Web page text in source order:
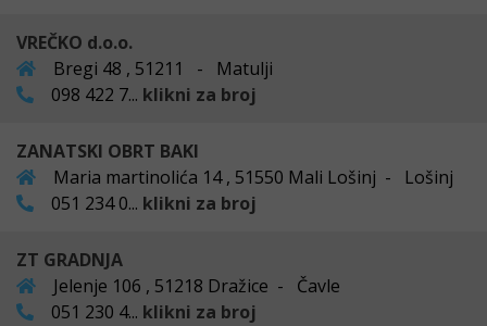
VREČKO d.o.o.
Bregi 48 , 51211 - Matulji
098 422 7... klikni za broj
ZANATSKI OBRT BAKI
Maria martinolića 14 , 51550 Mali Lošinj - Lošinj
051 234 0... klikni za broj
ZT GRADNJA
Jelenje 106 , 51218 Dražice - Čavle
051 230 4... klikni za broj